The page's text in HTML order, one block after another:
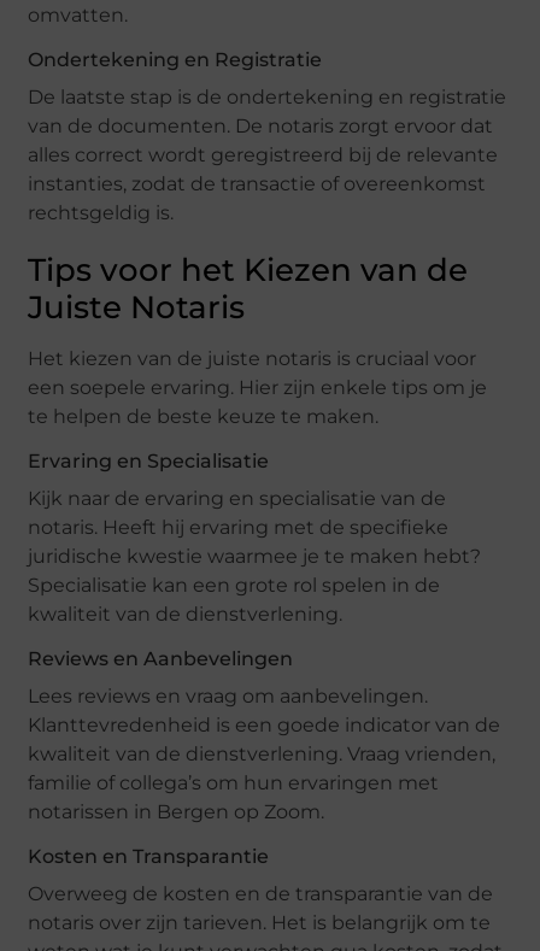
omvatten.
Ondertekening en Registratie
De laatste stap is de ondertekening en registratie
van de documenten. De notaris zorgt ervoor dat
alles correct wordt geregistreerd bij de relevante
instanties, zodat de transactie of overeenkomst
rechtsgeldig is.
Tips voor het Kiezen van de
Juiste Notaris
Het kiezen van de juiste notaris is cruciaal voor
een soepele ervaring. Hier zijn enkele tips om je
te helpen de beste keuze te maken.
Ervaring en Specialisatie
Kijk naar de ervaring en specialisatie van de
notaris. Heeft hij ervaring met de specifieke
juridische kwestie waarmee je te maken hebt?
Specialisatie kan een grote rol spelen in de
kwaliteit van de dienstverlening.
Reviews en Aanbevelingen
Lees reviews en vraag om aanbevelingen.
Klanttevredenheid is een goede indicator van de
kwaliteit van de dienstverlening. Vraag vrienden,
familie of collega’s om hun ervaringen met
notarissen in Bergen op Zoom.
Kosten en Transparantie
Overweeg de kosten en de transparantie van de
notaris over zijn tarieven. Het is belangrijk om te